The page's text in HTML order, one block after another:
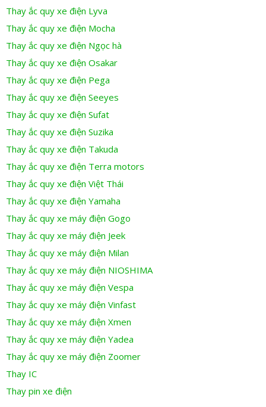
Thay ắc quy xe điện Lyva
Thay ắc quy xe điện Mocha
Thay ắc quy xe điện Ngọc hà
Thay ắc quy xe điện Osakar
Thay ắc quy xe điện Pega
Thay ắc quy xe điện Seeyes
Thay ắc quy xe điện Sufat
Thay ắc quy xe điện Suzika
Thay ắc quy xe điện Takuda
Thay ắc quy xe điện Terra motors
Thay ắc quy xe điện Việt Thái
Thay ắc quy xe điện Yamaha
Thay ắc quy xe máy điện Gogo
Thay ắc quy xe máy điện Jeek
Thay ắc quy xe máy điện Milan
Thay ắc quy xe máy điện NIOSHIMA
Thay ắc quy xe máy điện Vespa
Thay ắc quy xe máy điện Vinfast
Thay ắc quy xe máy điện Xmen
Thay ắc quy xe máy điện Yadea
Thay ắc quy xe máy điện Zoomer
Thay IC
Thay pin xe điện